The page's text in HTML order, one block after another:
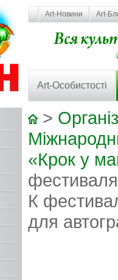
Art-Новини Art-
Art-Особистості
>
«Крок у
К
для